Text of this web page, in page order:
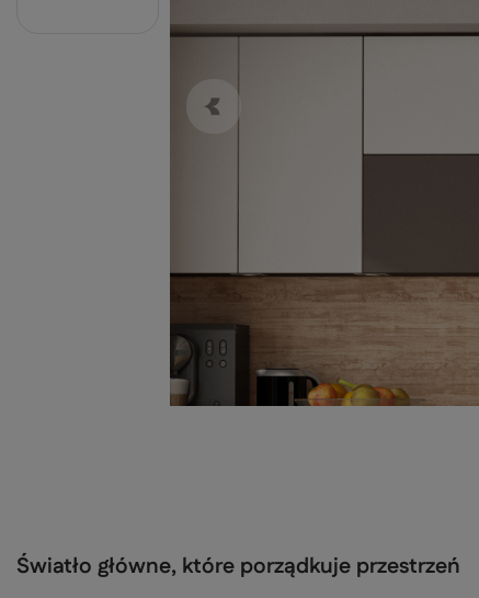
Światło główne, które porządkuje przestrzeń